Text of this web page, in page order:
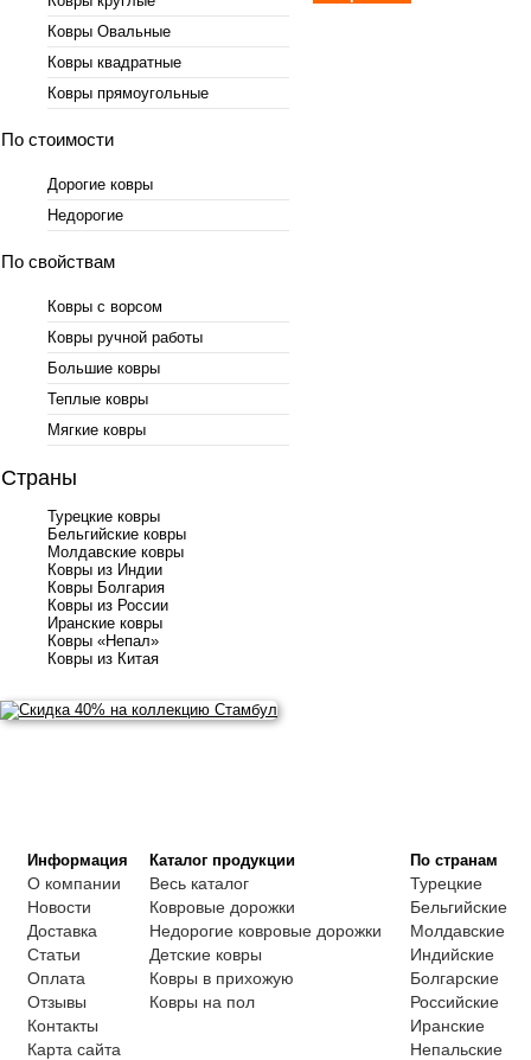
Ковры Овальные
Ковры квадратные
Ковры прямоугольные
По стоимости
Дорогие ковры
Недорогие
По свойствам
Ковры с ворсом
Ковры ручной работы
Большие ковры
Теплые ковры
Мягкие ковры
Страны
Турецкие ковры
Бельгийские ковры
Молдавские ковры
Ковры из Индии
Ковры Болгария
Ковры из России
Иранские ковры
Ковры «Непал»
Ковры из Китая
Информация Каталог продукции По странам
О компании Весь каталог
Турецкие
Новости
Ковровые дорожки
Бельгийские
Доставка
Недорогие ковровые дорожки
Молдавские
Статьи
Детские ковры
Индийские
Оплата
Ковры в прихожую
Болгарские
Отзывы
Ковры на пол
Российские
Контакты
Иранские
Карта сайта
Непальские